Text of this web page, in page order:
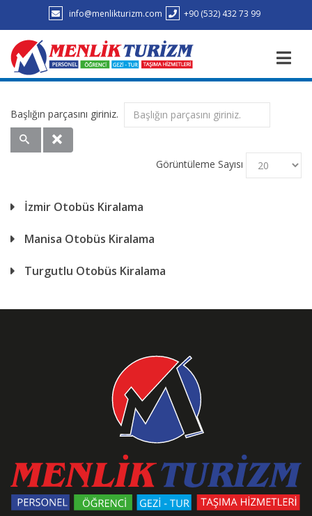
info@menlikturizm.com +90 (532) 432 73 99
Başlığın parçasını giriniz.
Görüntüleme Sayısı
İzmir Otobüs Kiralama
Manisa Otobüs Kiralama
Turgutlu Otobüs Kiralama